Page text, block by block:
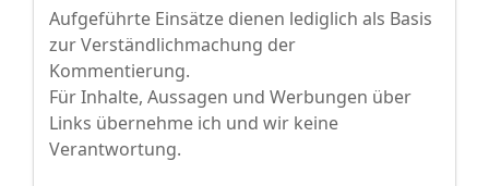
Aufgeführte Einsätze dienen lediglich als Basis
zur Verständlichmachung der
Kommentierung.
Für Inhalte, Aussagen und Werbungen über
Links übernehme ich und wir keine
Verantwortung.